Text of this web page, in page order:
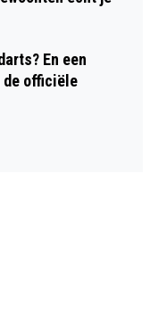
En een
officiële